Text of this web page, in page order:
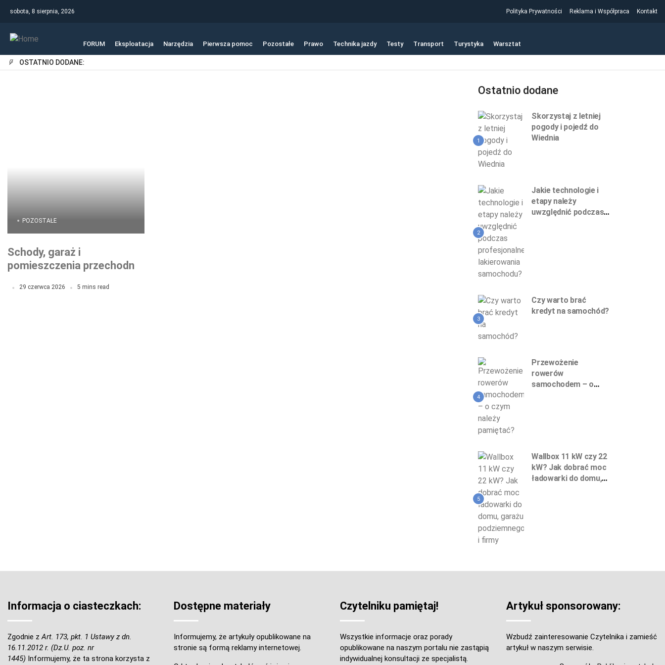
sobota, 8 sierpnia, 2026 Polityka Prywatności Reklama i Współpraca Kontakt
FORUM Eksploatacja Narzędzia Pierwsza pomoc Pozostałe Prawo Technika jazdy Testy Transport Turystyka Warsztat
OSTATNIO DODANE:
POZOSTAŁE
Schody, garaż i
pomieszczenia przechodnie
oświetlenia?
29 czerwca 2026 5 mins read
Ostatnio dodane
1
Skorzystaj z letniej
pogody i pojedź do
Wiednia
2
Jakie technologie i
etapy należy
uwzględnić podczas
3
Czy warto brać
kredyt na samochód?
4
Przewożenie
rowerów
samochodem – o
5
Wallbox 11 kW czy 22
kW? Jak dobrać moc
ładowarki do domu,
Informacja o ciasteczkach:
Zgodnie zArt. 173, pkt. 1 Ustawy z dn.
16.11.2012 r. (Dz.U. poz. nr
1445) Informujemy, że ta strona korzysta z
Dostępne materiały
Informujemy, że artykuły opublikowane na
stronie są formą reklamy internetowej.
Czytelniku pamiętaj!
Wszystkie informacje oraz porady
opublikowane na naszym portalu nie zastąpią
indywidualnej konsultacji ze specjalistą.
Artykuł sponsorowany:
Wzbudź zainteresowanie Czytelnika i zamieść
artykuł w naszym serwisie.